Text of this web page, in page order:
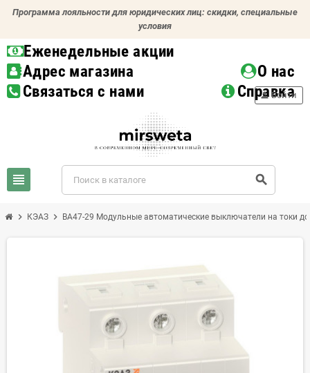
Программа лояльности для юридических лиц: скидки, специальные
условия
Еженедельные акции
Адрес магазина
О нас
Связаться с нами
Справка
view_headline search
person Войти
chevron_right КЭАЗ chevron_right ВА47-29 Модульные автоматические выключатели на токи